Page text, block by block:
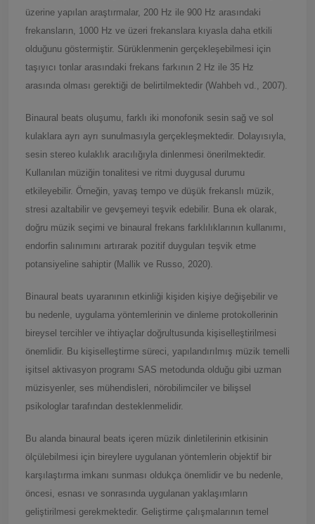
üzerine yapılan araştırmalar, 200 Hz ile 900 Hz arasındaki
frekansların, 1000 Hz ve üzeri frekanslara kıyasla daha etkili
olduğunu göstermiştir. Sürüklenmenin gerçekleşebilmesi için
taşıyıcı tonlar arasındaki frekans farkının 2 Hz ile 35 Hz
arasında olması gerektiği de belirtilmektedir (Wahbeh vd., 2007).
Binaural beats oluşumu, farklı iki monofonik sesin sağ ve sol
kulaklara ayrı ayrı sunulmasıyla gerçekleşmektedir. Dolayısıyla,
sesin stereo kulaklık aracılığıyla dinlenmesi önerilmektedir.
Kullanılan müziğin tonalitesi ve ritmi duygusal durumu
etkileyebilir. Örneğin, yavaş tempo ve düşük frekanslı müzik,
stresi azaltabilir ve gevşemeyi teşvik edebilir. Buna ek olarak,
doğru müzik seçimi ve binaural frekans farklılıklarının kullanımı,
endorfin salınımını artırarak pozitif duyguları teşvik etme
potansiyeline sahiptir (Mallik ve Russo, 2020).
Binaural beats uyaranının etkinliği kişiden kişiye değişebilir ve
bu nedenle, uygulama yöntemlerinin ve dinleme protokollerinin
bireysel tercihler ve ihtiyaçlar doğrultusunda kişiselleştirilmesi
önemlidir. Bu kişiselleştirme süreci, yapılandırılmış müzik temelli
işitsel aktivasyon programı SAS metodunda olduğu gibi uzman
müzisyenler, ses mühendisleri, nörobilimciler ve bilişsel
psikologlar tarafından desteklenmelidir.
Bu alanda binaural beats içeren müzik dinletilerinin etkisinin
ölçülebilmesi için bireylere uygulanan yöntemlerin objektif bir
karşılaştırma imkanı sunması oldukça önemlidir ve bu nedenle,
öncesi, esnası ve sonrasında uygulanan yaklaşımların
geliştirilmesi gerekmektedir. Geliştirme çalışmalarının temel